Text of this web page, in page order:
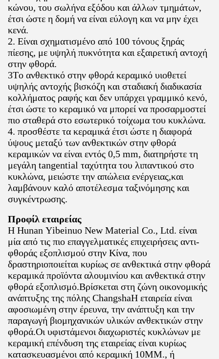
κώνου, του σωλήνα εξόδου και άλλων τμημάτων,
έτσι ώστε η δομή να είναι εύλογη και να μην έχει
κενά.
2. Είναι σχηματισμένο από 100 τόνους ξηράς
πίεσης, με υψηλή πυκνότητα και εξαιρετική αντοχή
στην φθορά.
3Το ανθεκτικό στην φθορά κεραμικό υιοθετεί
υψηλής αντοχής βισκόζη και σταδιακή διαδικασία
κολλήματος ραφής και δεν υπάρχει γραμμικό κενό,
έτσι ώστε το κεραμικό να μπορεί να προσαρμοστεί
πιο σταθερά στο εσωτερικό τοίχωμα του κυκλώνα.
4. προσθέστε τα κεραμικά έτσι ώστε η διαφορά
ύψους μεταξύ των ανθεκτικών στην φθορά
κεραμικών να είναι εντός 0,5 mm, διατηρήστε τη
μεγάλη tangential ταχύτητα του λιπαντικού στο
κυκλώνα, μειώστε την απώλεια ενέργειας,και
λαμβάνουν καλό αποτέλεσμα ταξινόμησης και
συγκέντρωσης.
Προφίλ εταιρείας
Η Hunan Yibeinuo New Material Co., Ltd. είναι
μία από τις πιο επαγγελματικές επιχειρήσεις αντι-
φθοράς εξοπλισμού στην Κίνα, που
δραστηριοποιείται κυρίως σε ανθεκτικά στην φθορά
κεραμικά προϊόντα αλουμινίου και ανθεκτικά στην
φθορά εξοπλισμό.Βρίσκεται στη ζώνη οικονομικής
ανάπτυξης της πόλης ChangshaΗ εταιρεία είναι
αφοσιωμένη στην έρευνα, την ανάπτυξη και την
παραγωγή βιομηχανικών υλικών ανθεκτικών στην
φθορά.Οι υφιστάμενοι διαχωριστές κυκλώνων με
κεραμική επένδυση της εταιρείας είναι κυρίως
κατασκευασμένοι από κεραμική 10MM., ή